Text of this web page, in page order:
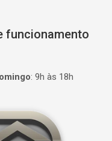
funcionamento
: 9h às 18h